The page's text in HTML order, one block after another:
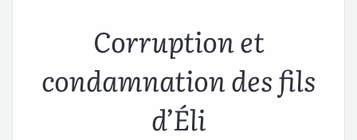
Corruption et
condamnation des fils
d’Éli